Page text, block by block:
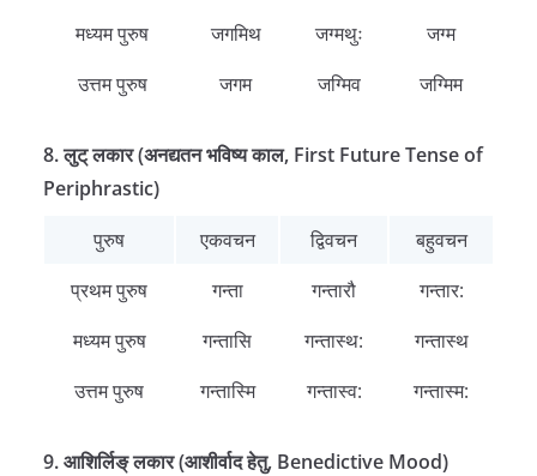
मध्यम पुरुष
जगमिथ जग्मथुः
जग्म
उत्तम पुरुष
जगम जग्मिव जग्मिम
8. लुट् लकार (अनद्यतन भविष्य काल, First Future Tense of
Periphrastic)
पुरुष
एकवचन द्विवचन
बहुवचन
प्रथम पुरुष
गन्ता गन्तारौ
गन्तार:
मध्यम पुरुष
गन्तासि गन्तास्थ:
गन्तास्थ
उत्तम पुरुष
गन्तास्मि गन्तास्व: गन्तास्म:
9. आशिर्लिङ् लकार (आशीर्वाद हेतु, Benedictive Mood)